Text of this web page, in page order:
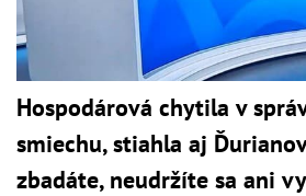
Hospodárová chytila v
smiechu, stiahla aj
zbadáte, neudržíte sa ani